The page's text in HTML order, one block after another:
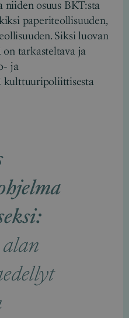
osuus BKT:sta
paperiteollisuuden,
Siksi luovan
tarkasteltava ja
ja
kulttuuripoliittisesta